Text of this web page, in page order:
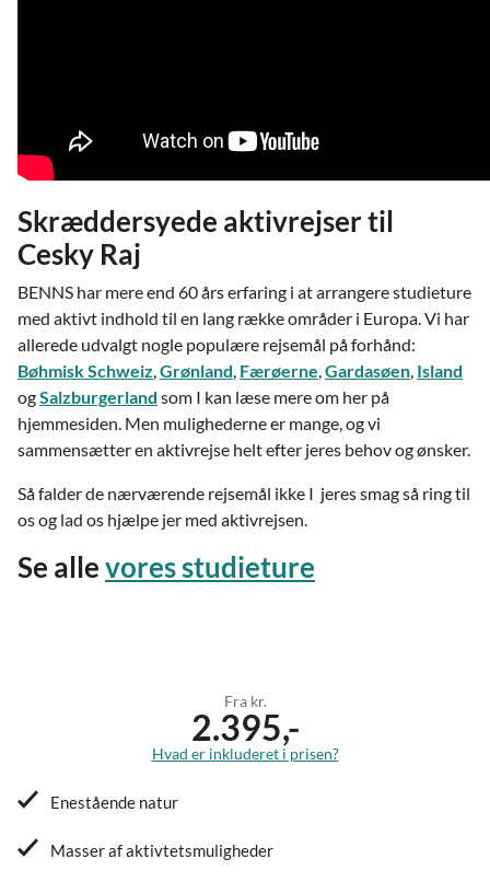
Skræddersyede aktivrejser til
Cesky Raj
BENNS har mere end 60 års erfaring i at arrangere studieture
med aktivt indhold til en lang række områder i Europa. Vi har
allerede udvalgt nogle populære rejsemål på forhånd:
Bøhmisk Schweiz,Grønland, Færøerne,Gardasøen, Island
ogSalzburgerland som I kan læse mere om her på
hjemmesiden. Men mulighederne er mange, og vi
sammensætter en aktivrejse helt efter jeres behov og ønsker.
Så falder de nærværende rejsemål ikke I jeres smag så ring til
os og lad os hjælpe jer med aktivrejsen.
Se allevores studieture
Fra kr.
2.395,-
Hvad er inkluderet i prisen?
Enestående natur
Masser af aktivtetsmuligheder